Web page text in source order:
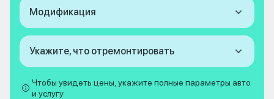
Модификация
Укажите, что отремонтировать
Чтобы увидеть цены, укажите полные параметры авто
и услугу